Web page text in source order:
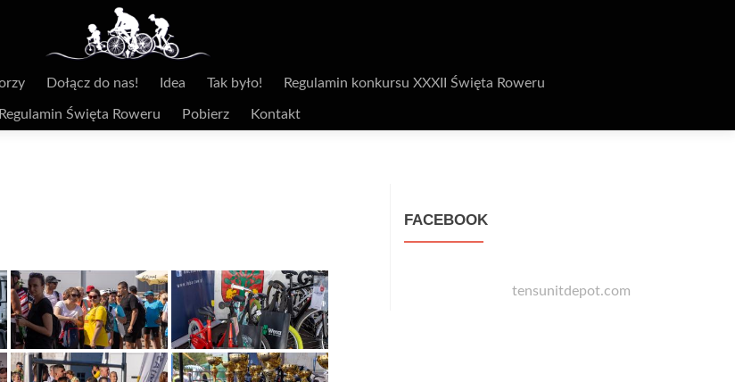
Dołącz do nas! Idea Tak było! Regulamin konkursu XXXII Święta Roweru
Regulamin Święta Roweru Pobierz Kontakt
FACEBOOK
tensunitdepot.com